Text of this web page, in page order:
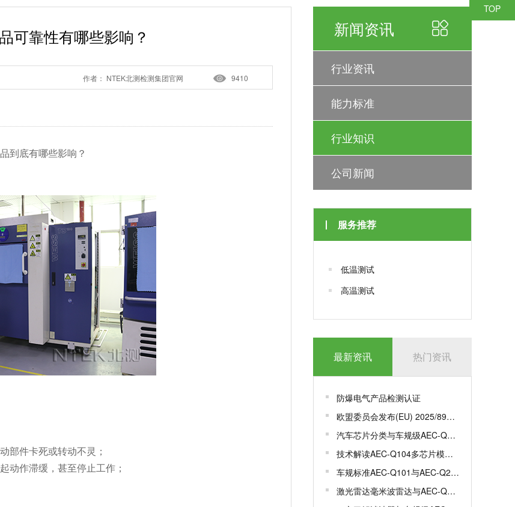
新闻资讯
行业资讯
能力标准
行业知识
公司新闻
服务推荐
低温测试
高温测试
最新资讯 热门资讯
防爆电气产品检测认证
欧盟委员会发布(EU) 2025/893，更新一系列标准
汽车芯片分类与车规级AEC-Q100认证
技术解读AEC-Q104多芯片模组MCM车规级认证
车规标准AEC-Q101与AEC-Q200有何区别？
激光雷达毫米波雷达与AEC-Q100/102认证解析
可靠性有哪些影响？
9410
作者： NTEK北测检测集团官网
到底有哪些影响？
部件卡死或转动不灵；
动作滞缓，甚至停止工作；
TOP